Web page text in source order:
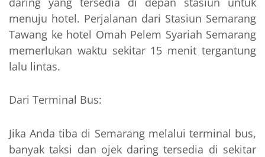
menuju hotel. Perjalanan dari Stasiun Semarang
Tawang ke hotel Omah Pelem Syariah Semarang
memerlukan waktu sekitar 15 menit tergantung
lalu lintas.
Dari Terminal Bus:
Jika Anda tiba di Semarang melalui terminal bus,
banyak taksi dan ojek daring tersedia di sekitar